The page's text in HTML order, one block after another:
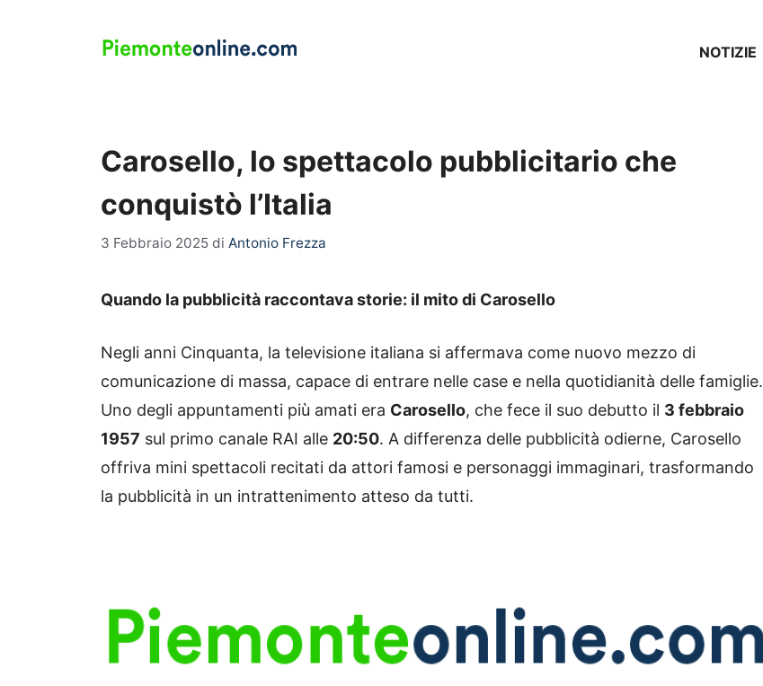
NOTIZIE
Carosello, lo spettacolo pubblicitario che
conquistò l’Italia
3 Febbraio 2025 di Antonio Frezza
Quando la pubblicità raccontava storie: il mito di Carosello
Negli anni Cinquanta, la televisione italiana si affermava come nuovo mezzo di
comunicazione di massa, capace di entrare nelle case e nella quotidianità delle famiglie.
Uno degli appuntamenti più amati era Carosello, che fece il suo debutto il 3 febbraio
1957 sul primo canale RAI alle 20:50. A differenza delle pubblicità odierne, Carosello
offriva mini spettacoli recitati da attori famosi e personaggi immaginari, trasformando
la pubblicità in un intrattenimento atteso da tutti.